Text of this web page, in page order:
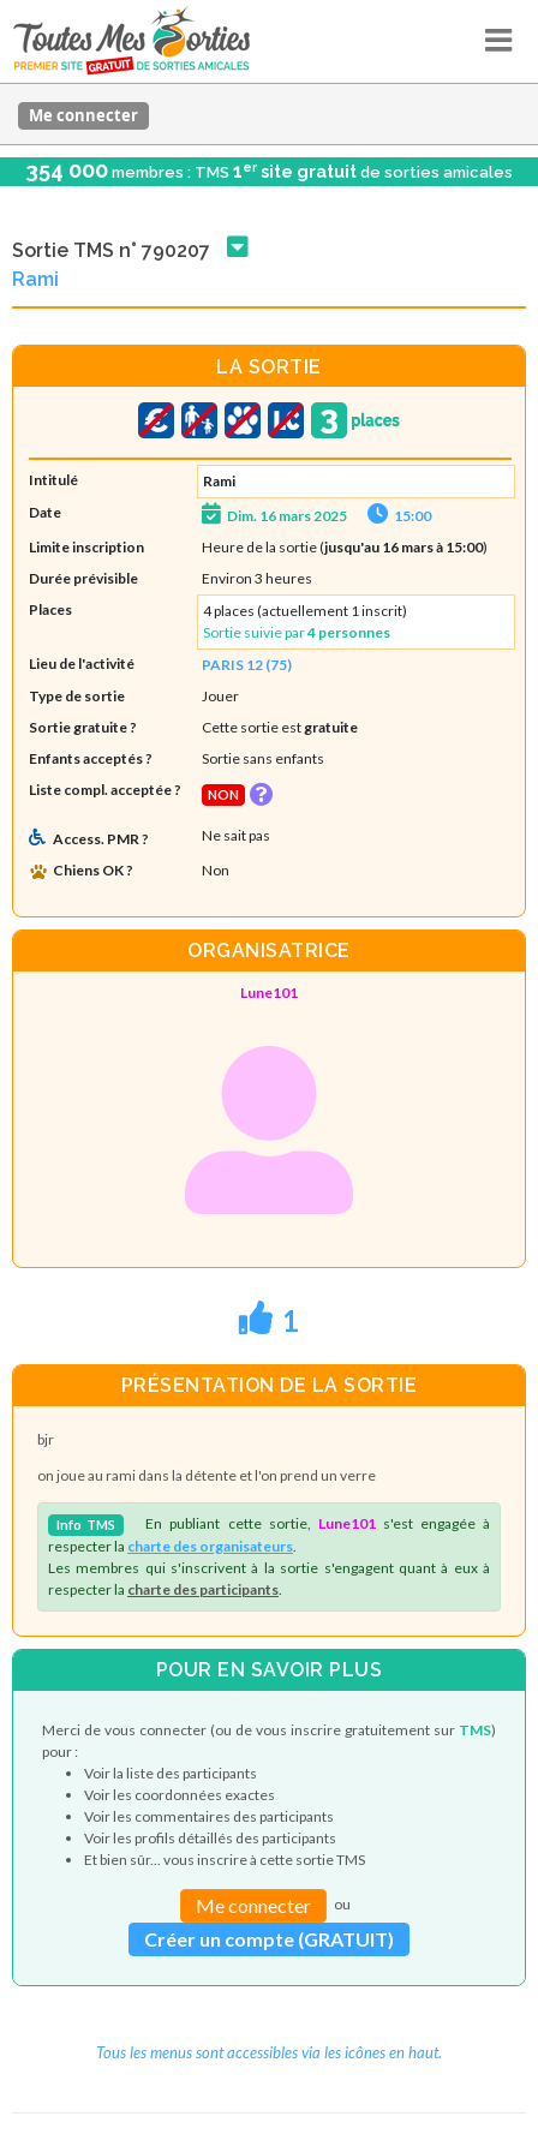
Me connecter
354 000 membres : TMS 1er site gratuit de sorties amicales
Sortie TMS n° 790207
Rami
LA SORTIE
Intitulé
Rami
Date
Dim. 16 mars 2025
15:00
Limite inscription
Heure de la sortie (jusqu'au 16 mars à 15:00)
Durée prévisible
Environ 3 heures
Places
4 places (actuellement 1 inscrit)
Sortie suivie par4 personnes
Lieu de l'activité
PARIS 12 (75)
Type de sortie
Jouer
Sortie gratuite ?
Cette sortie est gratuite
Enfants acceptés ?
Sortie sans enfants
Liste compl. acceptée ?
NON
Access. PMR ?
Ne sait pas
Chiens OK ?
Non
ORGANISATRICE
Lune101
1
PRÉSENTATION DE LA SORTIE
bjr
on joue au rami dans la détente et l'on prend un verre
Info TMS En publiant cette sortie, Lune101 s'est engagée à
respecter la charte des organisateurs
Les membres qui s'inscrivent à la sortie s'engagent quant à eux à
respecter la charte des participants
POUR EN SAVOIR PLUS
Merci de vous connecter (ou de vous inscrire gratuitement sur TMS)
pour :
Voir la liste des participants
Voir les coordonnées exactes
Voir les commentaires des participants
Voir les profils détaillés des participants
Et bien sûr... vous inscrire à cette sortie TMS
Me connecter ou
Créer un compte (GRATUIT)
Tous les menus sont accessibles via les icônes en haut.